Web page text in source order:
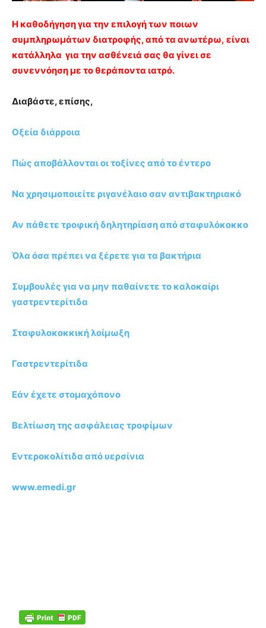
Η καθοδήγηση για την επιλογή των ποιων
συμπληρωμάτων διατροφής, από τα ανωτέρω, είναι
κατάλληλα για την ασθένειά σας θα γίνει σε
συνεννόηση με το θεράποντα ιατρό.
Διαβάστε, επίσης,
Οξεία διάρροια
Πώς αποβάλλονται οι τοξίνες από το έντερο
Να χρησιμοποιείτε ριγανέλαιο σαν αντιβακτηριακό
Αν πάθετε τροφική δηλητηρίαση από σταφυλόκοκκο
Όλα όσα πρέπει να ξέρετε για τα βακτήρια
Συμβουλές για να μην παθαίνετε το καλοκαίρι
γαστρεντερίτιδα
Σταφυλοκοκκική λοίμωξη
Γαστρεντερίτιδα
Εάν έχετε στομαχόπονο
Βελτίωση της ασφάλειας τροφίμων
Εντεροκολίτιδα από υερσίνια
www.emedi.gr